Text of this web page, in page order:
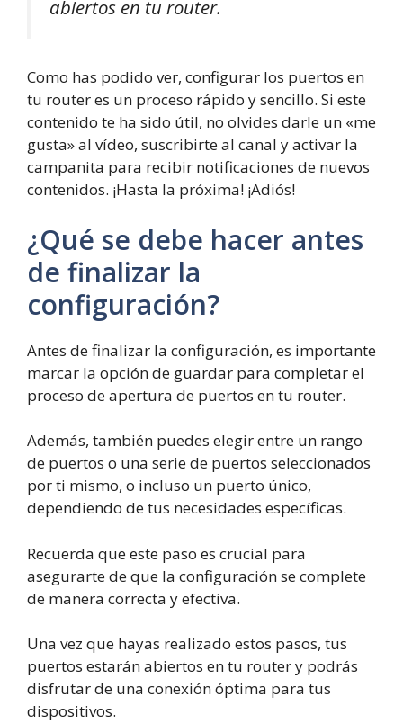
abiertos en tu router.
Como has podido ver, configurar los puertos en
tu router es un proceso rápido y sencillo. Si este
contenido te ha sido útil, no olvides darle un «me
gusta» al vídeo, suscribirte al canal y activar la
campanita para recibir notificaciones de nuevos
contenidos. ¡Hasta la próxima! ¡Adiós!
¿Qué se debe hacer antes
de finalizar la
configuración?
Antes de finalizar la configuración, es importante
marcar la opción de guardar para completar el
proceso de apertura de puertos en tu router.
Además, también puedes elegir entre un rango
de puertos o una serie de puertos seleccionados
por ti mismo, o incluso un puerto único,
dependiendo de tus necesidades específicas.
Recuerda que este paso es crucial para
asegurarte de que la configuración se complete
de manera correcta y efectiva.
Una vez que hayas realizado estos pasos, tus
puertos estarán abiertos en tu router y podrás
disfrutar de una conexión óptima para tus
dispositivos.